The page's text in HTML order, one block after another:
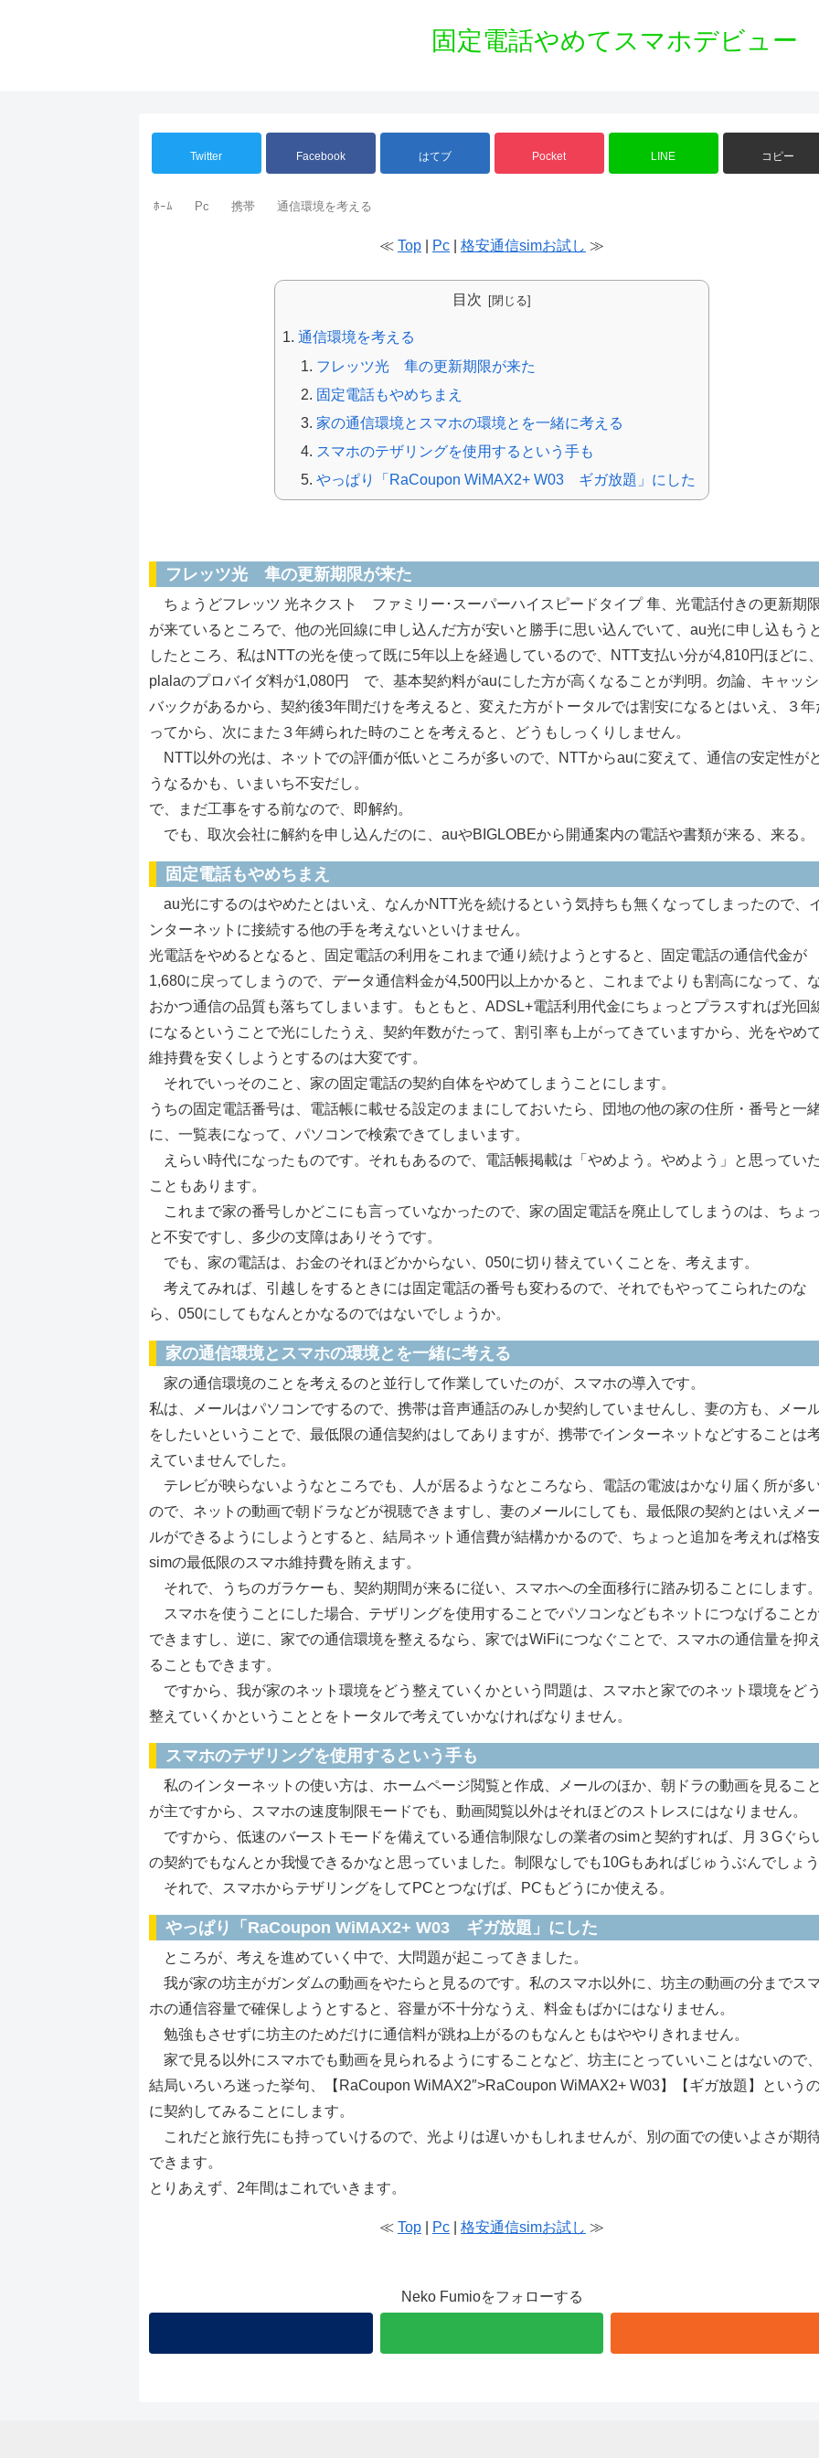
固定電話やめてスマホデビュー
Twitter Facebook はてブ Pocket LINE コピー
ﾎｰﾑ Pc 携帯 通信環境を考える
≪ Top Pc 格安通信simお試し ≫
目次
通信環境を考える
フレッツ光 隼の更新期限が来た
固定電話もやめちまえ
家の通信環境とスマホの環境とを一緒に考える
スマホのテザリングを使用するという手も
やっぱり「RaCoupon WiMAX2+ W03 ギガ放題」にした
フレッツ光 隼の更新期限が来た
ちょうどフレッツ 光ネクスト ファミリー･スーパーハイスピードタイプ 隼、光電話付きの更新期
が来ているところで、他の光回線に申し込んだ方が安いと勝手に思い込んでいて、au光に申し込もう
したところ、私はNTTの光を使って既に5年以上を経過しているので、NTT支払い分が4,810円ほどに、
plalaのプロバイダ料が1,080円 で、基本契約料がauにした方が高くなることが判明。勿論、キャッシ
バックがあるから、契約後3年間だけを考えると、変えた方がトータルでは割安になるとはいえ、３年
ってから、次にまた３年縛られた時のことを考えると、どうもしっくりしません。
NTT以外の光は、ネットでの評価が低いところが多いので、NTTからauに変えて、通信の安定性が
うなるかも、いまいち不安だし。
で、まだ工事をする前なので、即解約。
でも、取次会社に解約を申し込んだのに、auやBIGLOBEから開通案内の電話や書類が来る、来る。
固定電話もやめちまえ
au光にするのはやめたとはいえ、なんかNTT光を続けるという気持ちも無くなってしまったので、
ンターネットに接続する他の手を考えないといけません。
光電話をやめるとなると、固定電話の利用をこれまで通り続けようとすると、固定電話の通信代金が
1,680に戻ってしまうので、データ通信料金が4,500円以上かかると、これまでよりも割高になって、
おかつ通信の品質も落ちてしまいます。もともと、ADSL+電話利用代金にちょっとプラスすれば光回
になるということで光にしたうえ、契約年数がたって、割引率も上がってきていますから、光をやめて
維持費を安くしようとするのは大変です。
それでいっそのこと、家の固定電話の契約自体をやめてしまうことにします。
うちの固定電話番号は、電話帳に載せる設定のままにしておいたら、団地の他の家の住所・番号と一
に、一覧表になって、パソコンで検索できてしまいます。
えらい時代になったものです。それもあるので、電話帳掲載は「やめよう。やめよう」と思っていた
こともあります。
これまで家の番号しかどこにも言っていなかったので、家の固定電話を廃止してしまうのは、ちょっ
と不安ですし、多少の支障はありそうです。
でも、家の電話は、お金のそれほどかからない、050に切り替えていくことを、考えます。
考えてみれば、引越しをするときには固定電話の番号も変わるので、それでもやってこられたのな
ら、050にしてもなんとかなるのではないでしょうか。
家の通信環境とスマホの環境とを一緒に考える
家の通信環境のことを考えるのと並行して作業していたのが、スマホの導入です。
私は、メールはパソコンでするので、携帯は音声通話のみしか契約していませんし、妻の方も、メー
をしたいということで、最低限の通信契約はしてありますが、携帯でインターネットなどすることは
えていませんでした。
テレビが映らないようなところでも、人が居るようなところなら、電話の電波はかなり届く所が多
ので、ネットの動画で朝ドラなどが視聴できますし、妻のメールにしても、最低限の契約とはいえメ
ルができるようにしようとすると、結局ネット通信費が結構かかるので、ちょっと追加を考えれば格
simの最低限のスマホ維持費を賄えます。
それで、うちのガラケーも、契約期間が来るに従い、スマホへの全面移行に踏み切ることにします。
スマホを使うことにした場合、テザリングを使用することでパソコンなどもネットにつなげること
できますし、逆に、家での通信環境を整えるなら、家ではWiFiにつなぐことで、スマホの通信量を抑え
ることもできます。
ですから、我が家のネット環境をどう整えていくかという問題は、スマホと家でのネット環境をどう
整えていくかということとをトータルで考えていかなければなりません。
スマホのテザリングを使用するという手も
私のインターネットの使い方は、ホームページ閲覧と作成、メールのほか、朝ドラの動画を見ること
が主ですから、スマホの速度制限モードでも、動画閲覧以外はそれほどのストレスにはなりません。
ですから、低速のバーストモードを備えている通信制限なしの業者のsimと契約すれば、月３Gぐら
の契約でもなんとか我慢できるかなと思っていました。制限なしでも10Gもあればじゅうぶんでしょう
それで、スマホからテザリングをしてPCとつなげば、PCもどうにか使える。
やっぱり「RaCoupon WiMAX2+ W03 ギガ放題」にした
ところが、考えを進めていく中で、大問題が起こってきました。
我が家の坊主がガンダムの動画をやたらと見るのです。私のスマホ以外に、坊主の動画の分までス
ホの通信容量で確保しようとすると、容量が不十分なうえ、料金もばかにはなりません。
勉強もさせずに坊主のためだけに通信料が跳ね上がるのもなんともはややりきれません。
家で見る以外にスマホでも動画を見られるようにすることなど、坊主にとっていいことはないので、
結局いろいろ迷った挙句、【 RaCoupon WiMAX2″>RaCoupon WiMAX2+ W03】【ギガ放題】という
に契約してみることにします。
これだと旅行先にも持っていけるので、光よりは遅いかもしれませんが、別の面での使いよさが期
できます。
とりあえず、2年間はこれでいきます。
≪ Top Pc 格安通信simお試し ≫
Neko Fumioをフォローする